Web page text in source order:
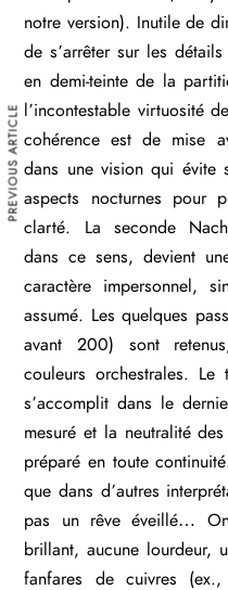
notre version). Inutile de
de s’arrêter sur les
en demi-teinte de la
l’incontestable virtuosité
cohérence est de mise
dans une vision qui évite
aspects nocturnes pour
clarté. La seconde
dans ce sens, devient
caractère impersonnel,
assumé. Les quelques
avant 200) sont
couleurs orchestrales.
s’accomplit dans le
mesuré et la neutralité
préparé en toute
que dans d’autres
pas un rêve éveillé…
brillant, aucune lourdeur,
fanfares de cuivres
PREVIOUS ARTICLE